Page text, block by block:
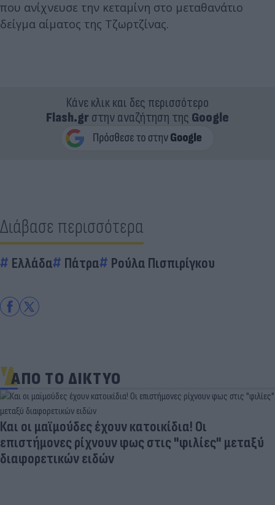
που ανίχνευσε την κεταμίνη στο μεταθανάτιο
δείγμα αίματος της Τζωρτζίνας.
Κάνε κλικ και δες περισσότερο
Flash.grστην αναζήτηση της Google
Διάβασε περισσότερα
Ελλάδα Πάτρα Ρούλα Πισπιρίγκου
ΑΠΟ ΤΟ ΔΙΚΤΥΟ
Και οι μαϊμούδες έχουν κατοικίδια! Οι
επιστήμονες ρίχνουν φως στις "φιλίες" μεταξύ
διαφορετικών ειδών